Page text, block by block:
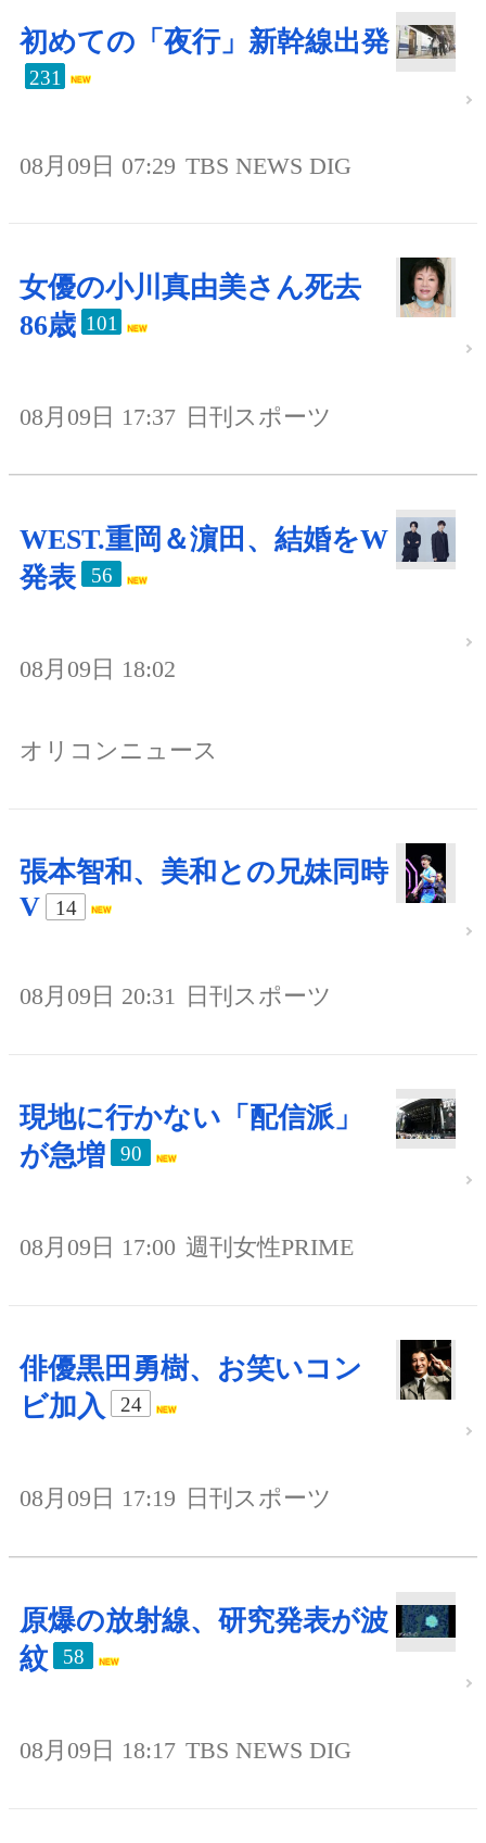
初めての「夜行」新幹線出発
231
08月09日 07:29 TBS NEWS DIG
女優の小川真由美さん死去
86歳 101
08月09日 17:37 日刊スポーツ
WEST.重岡＆濵田、結婚をW
発表
56
08月09日 18:02
オリコンニュース
張本智和、美和との兄妹同時
V
14
08月09日 20:31 日刊スポーツ
現地に行かない「配信派」
が急増
90
08月09日 17:00 週刊女性PRIME
俳優黒田勇樹、お笑いコン
ビ加入
24
08月09日 17:19 日刊スポーツ
原爆の放射線、研究発表が波
紋
58
08月09日 18:17 TBS NEWS DIG